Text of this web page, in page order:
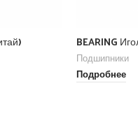
BEARING
Подшипники
Подробнее